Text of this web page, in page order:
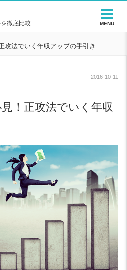
徹底比較
攻法でいく年収アップの手引き
2016-10-11
！正攻法でいく年収
MENU